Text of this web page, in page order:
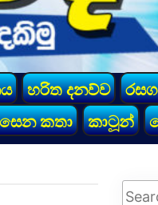
හරිත දනව්ව
කතා කාටූන්